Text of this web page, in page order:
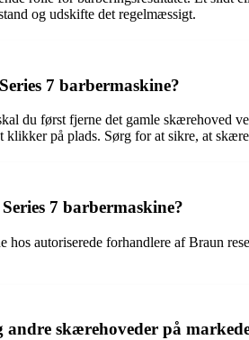
og udskifte det regelmæssigt.
7 barbermaskine?
du først fjerne det gamle skærehoved
på plads. Sørg for at sikre, at
7 barbermaskine?
autoriserede forhandlere af Braun
skærehoveder på